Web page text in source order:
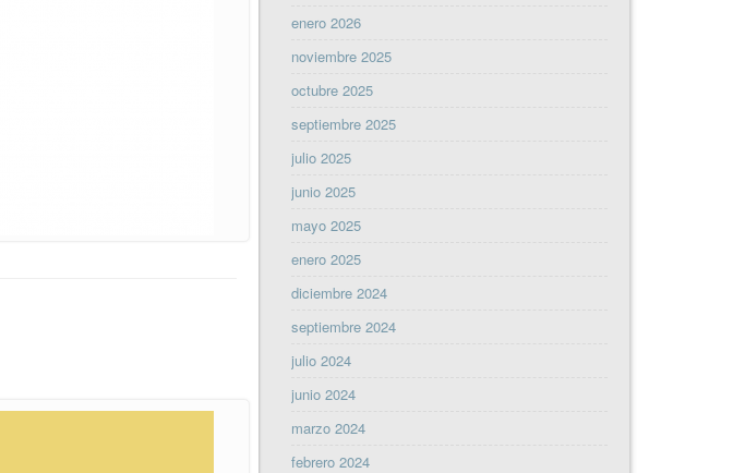
enero 2026
noviembre 2025
octubre 2025
septiembre 2025
julio 2025
junio 2025
mayo 2025
enero 2025
diciembre 2024
septiembre 2024
julio 2024
junio 2024
marzo 2024
febrero 2024